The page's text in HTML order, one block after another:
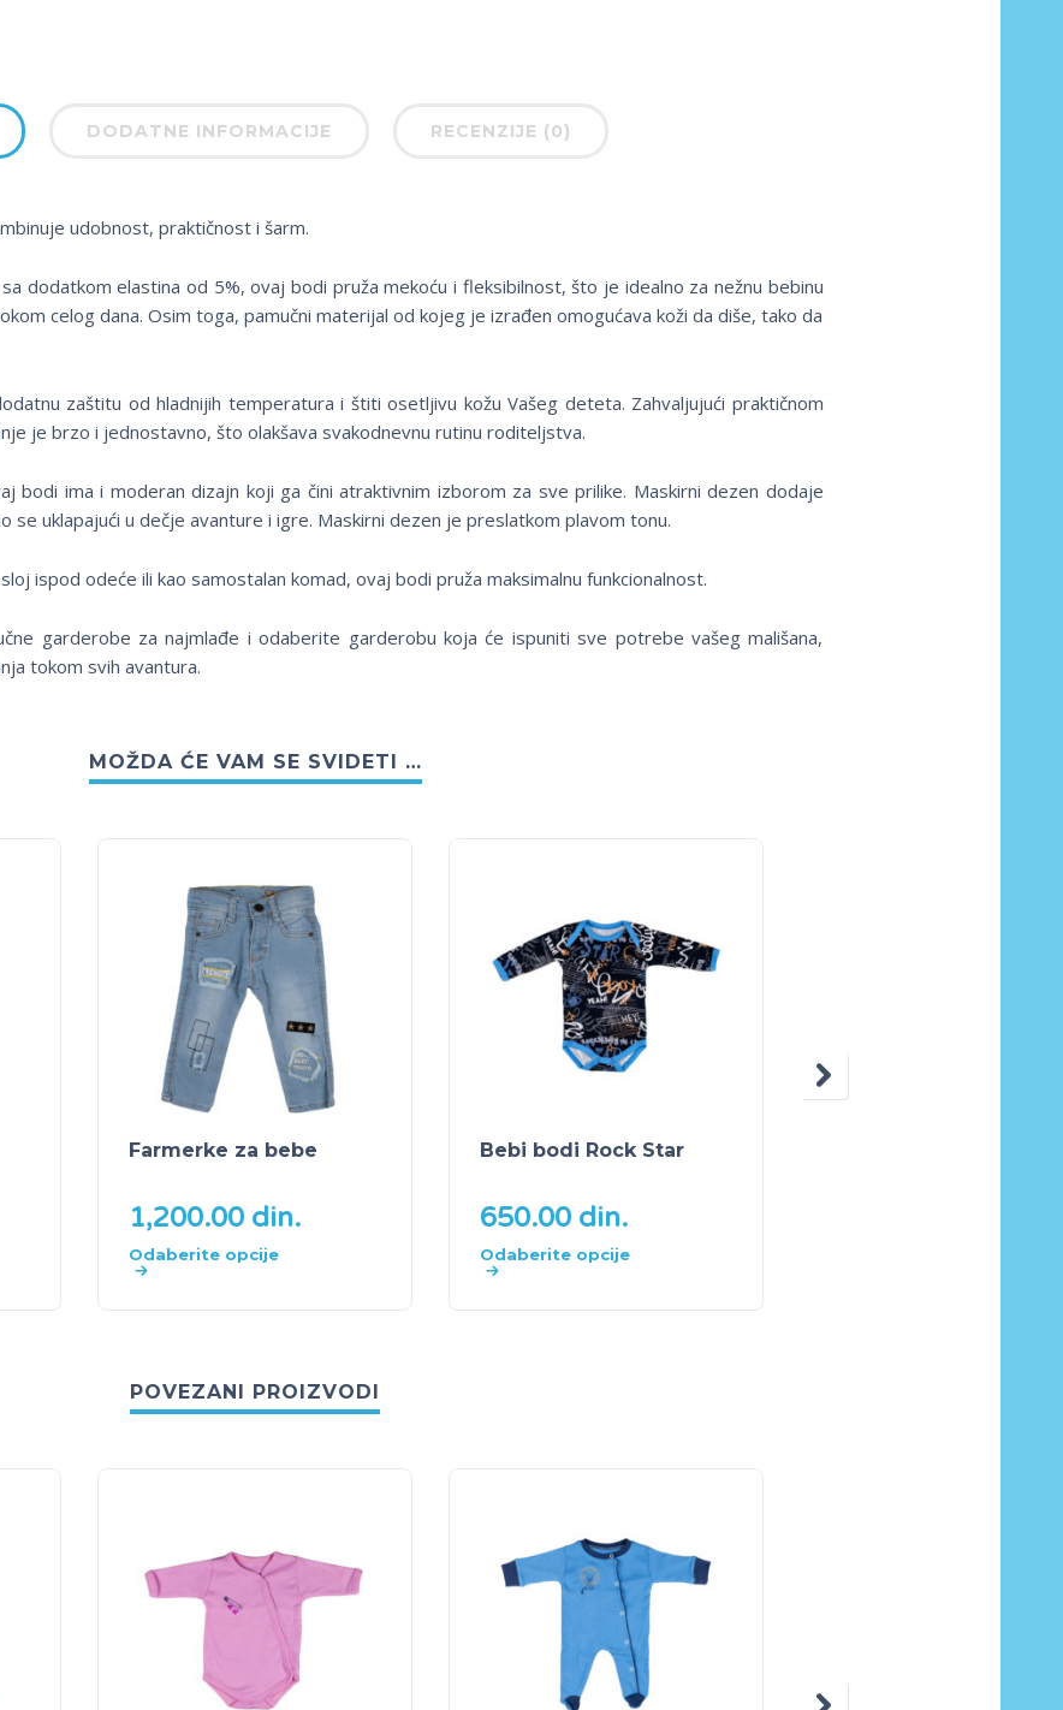
DODATNE INFORMACIJE RECENZIJE (0)
udobnost, praktičnost i šarm.
dodatkom elastina od 5%, ovaj bodi pruža mekoću i fleksibilnost, što je idealno za nežnu bebinu
celog dana. Osim toga, pamučni materijal od kojeg je izrađen omogućava koži da diše, tako da
zaštitu od hladnijih temperatura i štiti osetljivu kožu Vašeg deteta. Zahvaljujući praktičnom
je brzo i jednostavno, što olakšava svakodnevnu rutinu roditeljstva.
bodi ima i moderan dizajn koji ga čini atraktivnim izborom za sve prilike. Maskirni dezen dodaje
se uklapajući u dečje avanture i igre. Maskirni dezen je preslatkom plavom tonu.
ispod odeće ili kao samostalan komad, ovaj bodi pruža maksimalnu funkcionalnost.
garderobe za najmlađe i odaberite garderobu koja će ispuniti sve potrebe vašeg mališana,
tokom svih avantura.
MOŽDA ĆE VAM SE SVIDETI …
Farmerke za bebe
1,200.00 din.
Odaberite opcije
Bebi bodi Rock Star
650.00 din.
Odaberite opcije
POVEZANI PROIZVODI